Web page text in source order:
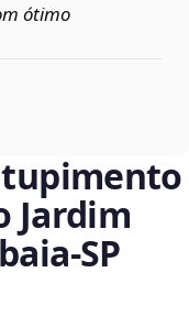
ótimo
Jardim